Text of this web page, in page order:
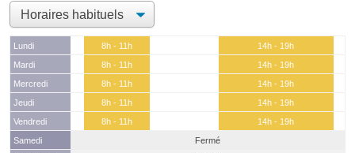
Lundi 8h - 11h
14h - 19h
Mardi
8h - 11h
14h - 19h
Mercredi
8h - 11h
14h - 19h
Jeudi
8h - 11h
14h - 19h
Vendredi
8h - 11h
14h - 19h
Samedi
Fermé